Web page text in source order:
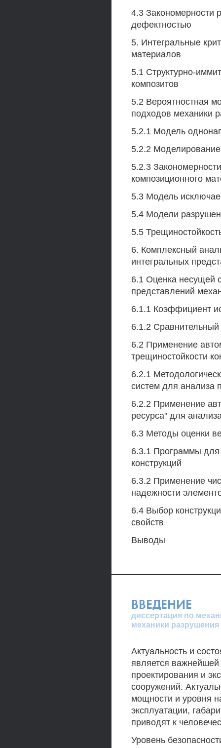
4.3 Закономерности
дефектностью
5. Интегральные
материалов
5.1 Структурно-
композитов
5.2 Вероятностная
подходов механики
5.2.1 Модель
5.2.2
5.2.3
композиционного
5.3 Модель
5.4 Модели
5.5
6. Комплексный
интегральных
6.1 Оценка несущей
представлений
6.1.1 Коэффициент
6.1.2
6.2 Применение
трещиностойкости
6.2.1
систем для анализа
6.2.2 Применение
ресурса" для
6.3 Методы оценки
6.3.1 Программы для
конструкций
6.3.2 Применение
надежности
6.4 Выбор
свойств
Выводы
ВВЕДЕНИЕ
диссертация по
механики
Актуальность и
является
проектирования и
сооружений.
мощности и уровня
эксплуатации,
приводят к
Уровень